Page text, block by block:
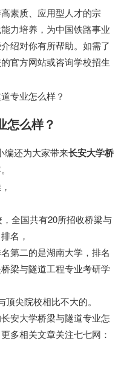
素质、应用型人才的宗
力培养，为中国铁路事业
绍对你有所帮助。如需了
官方网站或咨询学校招生
怎么样？
编还为大家带来长安大学桥
全国共有20所招收桥梁与
名，
名第二的是湖南大学，排名
桥梁与隧道工程专业考研学
尖院校相比不大的。
安大学桥梁与隧道专业怎
多相关文章关注七七网：